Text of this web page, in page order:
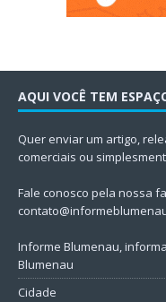
AQUI VOCÊ TEM
Quer enviar um artigo,
comerciais ou
Fale conosco pela nossa
Informe Blumenau,
Blumenau
Cidade